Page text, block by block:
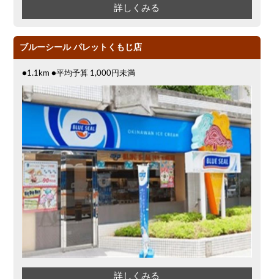
詳しくみる
ブルーシール パレットくもじ店
●1.1km ●平均予算 1,000円未満
詳しくみる